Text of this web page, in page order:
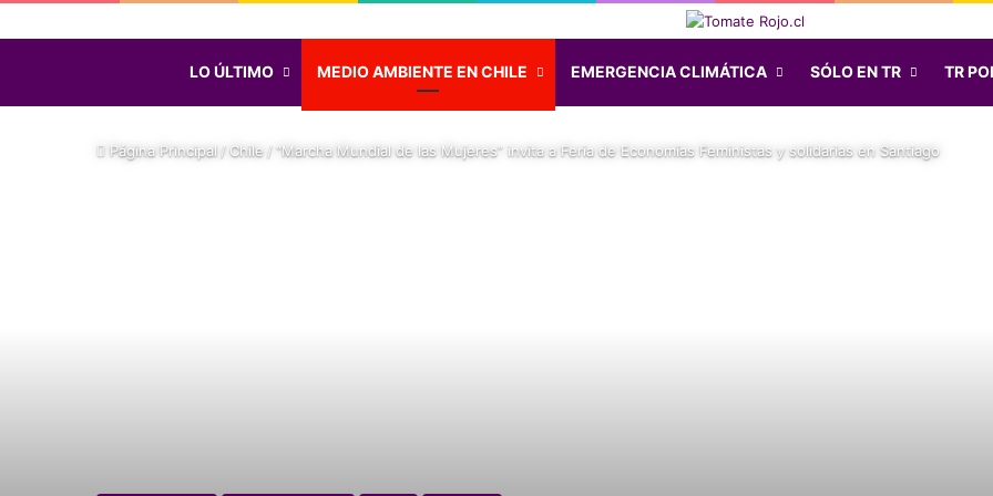
LO ÚLTIMO MEDIO AMBIENTE EN CHILE EMERGENCIA CLIMÁTICA SÓLO EN TR TR
Página Principal/Chile/ “Marcha Mundial de las Mujeres” invita a Feria de Economías Feministas y solidarias en Santiago